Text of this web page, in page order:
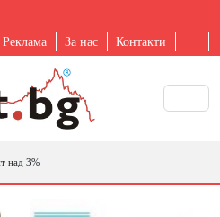
Реклама За нас Контакти
над 3%